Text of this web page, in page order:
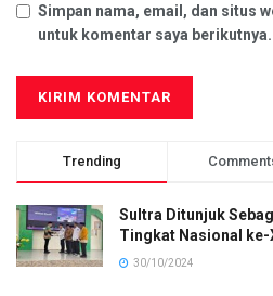
Simpan nama, email, dan situs
untuk komentar saya berikutnya.
Trending
Sultra Ditunjuk
Tingkat Nasional ke-
30/10/2024